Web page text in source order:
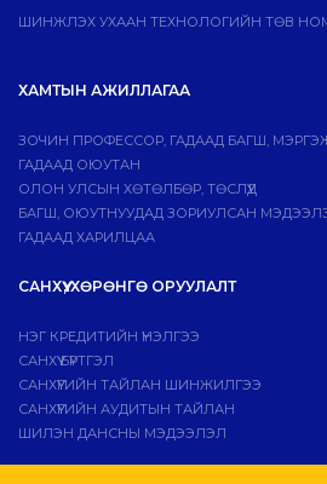
ШИНЖЛЭХ УХААН ТЕХНОЛОГИЙН ТӨВ
ХАМТЫН АЖИЛЛАГАА
ЗОЧИН ПРОФЕССОР, ГАДААД БАГШ,
ГАДААД ОЮУТАН
ОЛОН УЛСЫН ХӨТӨЛБӨР, ТӨСЛҮҮД
БАГШ, ОЮУТНУУДАД ЗОРИУЛСАН
ГАДААД ХАРИЛЦАА
САНХҮҮ, ХӨРӨНГӨ ОРУУЛАЛТ
НЭГ КРЕДИТИЙН ҮНЭЛГЭЭ
САНХҮҮ БҮРТГЭЛ
САНХҮҮГИЙН ТАЙЛАН ШИНЖИЛГЭЭ
САНХҮҮГИЙН АУДИТЫН ТАЙЛАН
ШИЛЭН ДАНСНЫ МЭДЭЭЛЭЛ